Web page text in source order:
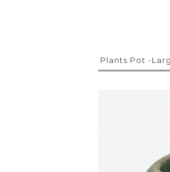
Plants Pot -